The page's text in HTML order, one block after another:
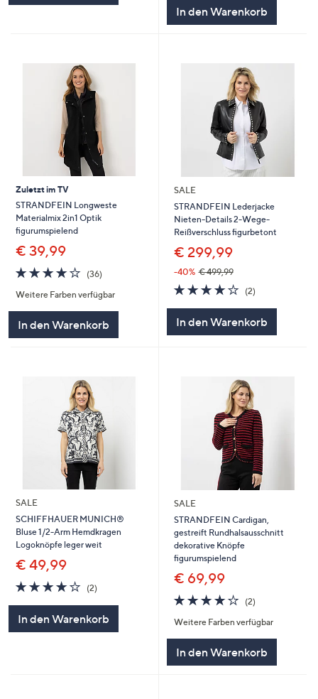
In den Warenkorb
Zuletzt im TV
STRANDFEIN Longweste
Materialmix 2in1 Optik
figurumspielend
€ 39,99
4.1
von
5
(36)36
Weitere Farben verfügbar
In den Warenkorb
SALE
STRANDFEIN Lederjacke
Nieten-Details 2-Wege-
Reißverschluss figurbetont
€ 299,99
-40% € 499,99
4.0
von
(2)2
In den Warenkorb
SALE
SCHIFFHAUER MUNICH®
Bluse 1/2-Arm Hemdkragen
Logoknöpfe leger weit
€ 49,99
4.0
von
(2)2
In den Warenkorb
SALE
STRANDFEIN Cardigan,
gestreift Rundhalsausschnitt
dekorative Knöpfe
figurumspielend
€ 69,99
4.0
von
5
(2)2
Weitere Farben verfügbar
In den Warenkorb